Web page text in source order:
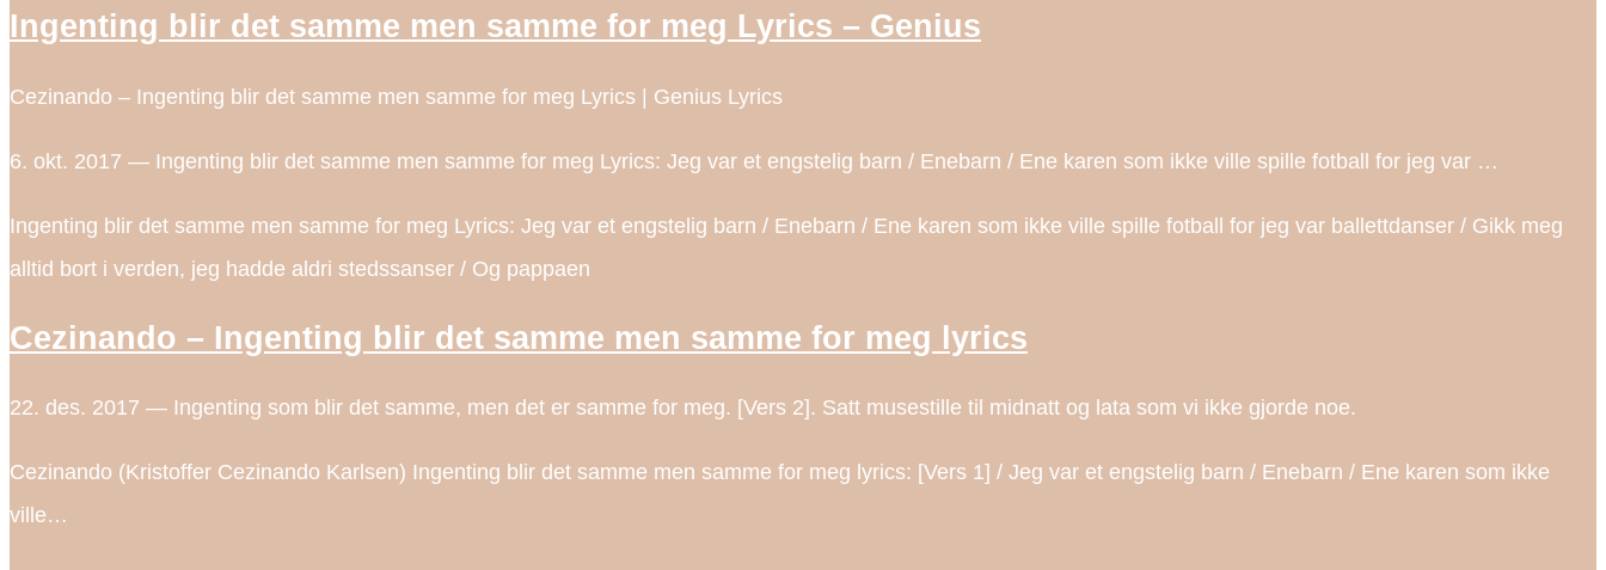
Ingenting blir det samme men samme for meg Lyrics – Genius
Cezinando – Ingenting blir det samme men samme for meg Lyrics | Genius Lyrics
6. okt. 2017 — Ingenting blir det samme men samme for meg Lyrics: Jeg var et engstelig barn / Enebarn / Ene karen som ikke ville spille fotball for jeg var …
Ingenting blir det samme men samme for meg Lyrics: Jeg var et engstelig barn / Enebarn / Ene karen som ikke ville spille fotball for jeg var ballettdanser / Gikk meg
alltid bort i verden, jeg hadde aldri stedssanser / Og pappaen
Cezinando – Ingenting blir det samme men samme for meg lyrics
22. des. 2017 — Ingenting som blir det samme, men det er samme for meg. [Vers 2]. Satt musestille til midnatt og lata som vi ikke gjorde noe.
Cezinando (Kristoffer Cezinando Karlsen) Ingenting blir det samme men samme for meg lyrics: [Vers 1] / Jeg var et engstelig barn / Enebarn / Ene karen som ikke
ville…